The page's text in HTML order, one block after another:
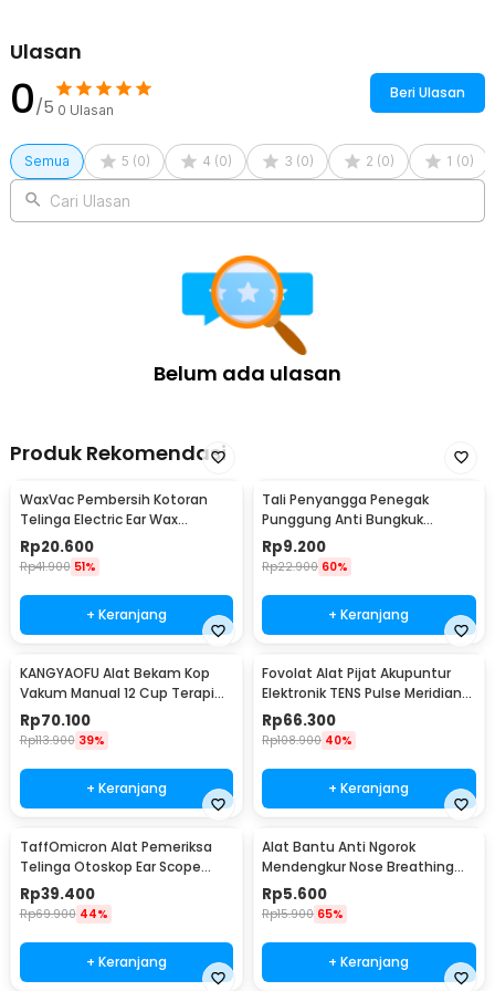
Ulasan
0/5 0 Ulasan
Beri Ulasan
Semua 5 (0) 4 (0) 3 (0) 2 (0) 1 (0)
Cari Ulasan
Belum ada ulasan
Produk Rekomendasi
WaxVac Pembersih Kotoran
Telinga Electric Ear Wax
Vacuum Silicon Tip - 682
Rp20.600
Rp41.900 51%
+ Keranjang
Tali Penyangga Penegak
Punggung Anti Bungkuk
Posture Corrector Size S
Rp9.200
Rp22.900 60%
+ Keranjang
KANGYAOFU Alat Bekam Kop
Vakum Manual 12 Cup Terapi
Cupping Set - KN12
Rp70.100
Rp113.900 39%
+ Keranjang
Fovolat Alat Pijat Akupuntur
Elektronik TENS Pulse Meridian
Massager - SY-D2-116
Rp66.300
Rp108.900 40%
+ Keranjang
TaffOmicron Alat Pemeriksa
Telinga Otoskop Ear Scope
with LED Light - KT-GF08HA
Rp39.400
Rp69.900 44%
+ Keranjang
Alat Bantu Anti Ngorok
Mendengkur Nose Breathing
Stop Snoring 4 PCS
Rp5.600
Rp15.900 65%
+ Keranjang